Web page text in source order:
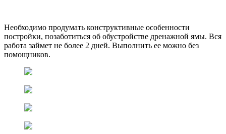
Необходимо продумать конструктивные особенности
постройки, позаботиться об обустройстве дренажной ямы. Вся
работа займет не более 2 дней. Выполнить ее можно без
помощников.